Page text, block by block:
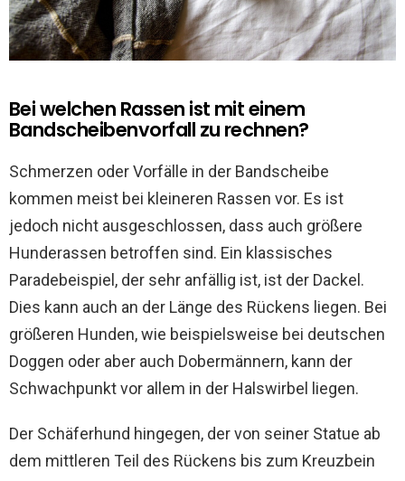
Bei welchen Rassen ist mit einem
Bandscheibenvorfall zu rechnen?
Schmerzen oder Vorfälle in der Bandscheibe
kommen meist bei kleineren Rassen vor. Es ist
jedoch nicht ausgeschlossen, dass auch größere
Hunderassen betroffen sind. Ein klassisches
Paradebeispiel, der sehr anfällig ist, ist der Dackel.
Dies kann auch an der Länge des Rückens liegen. Bei
größeren Hunden, wie beispielsweise bei deutschen
Doggen oder aber auch Dobermännern, kann der
Schwachpunkt vor allem in der Halswirbel liegen.
Der Schäferhund hingegen, der von seiner Statue ab
dem mittleren Teil des Rückens bis zum Kreuzbein